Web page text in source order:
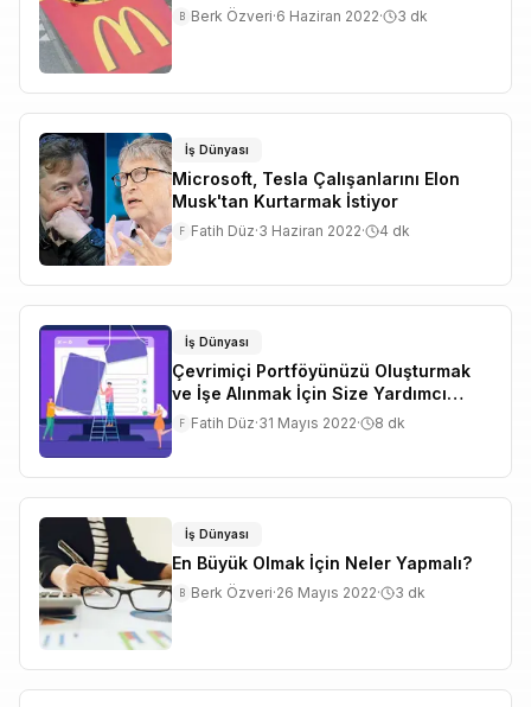
B Berk Özveri·6 Haziran 2022· 3 dk
İş Dünyası
Microsoft, Tesla Çalışanlarını Elon
Musk'tan Kurtarmak İstiyor
F Fatih Düz·3 Haziran 2022· 4 dk
İş Dünyası
Çevrimiçi Portföyünüzü Oluşturmak
ve İşe Alınmak İçin Size Yardımcı
Olacak En İyi 5 Web Sitesi
F Fatih Düz·31 Mayıs 2022· 8 dk
İş Dünyası
En Büyük Olmak İçin Neler Yapmalı?
B Berk Özveri·26 Mayıs 2022· 3 dk